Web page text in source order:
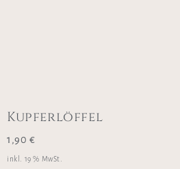
Kupferlöffel
1,90 €
inkl. 19 % MwSt.